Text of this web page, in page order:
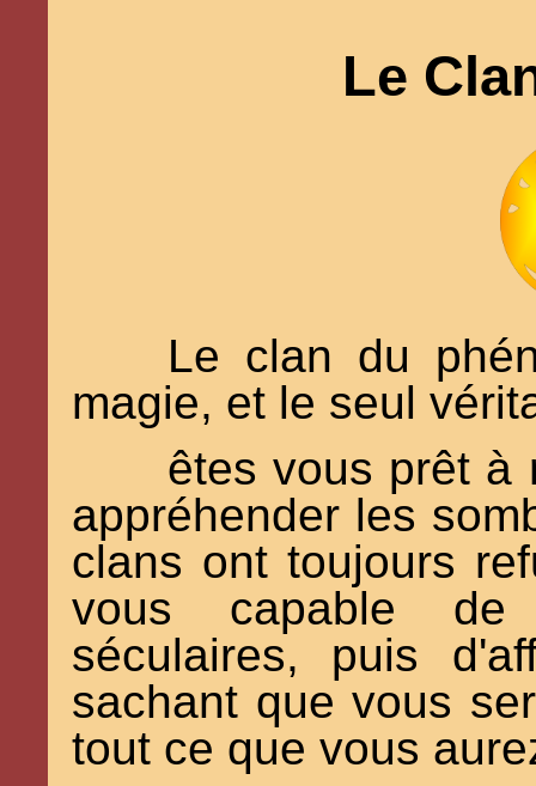
Le
Le clan du
magie, et le seul
êtes vous prêt à
appréhender les
clans ont toujours
vous capable de
séculaires, puis
sachant que vous
tout ce que vous